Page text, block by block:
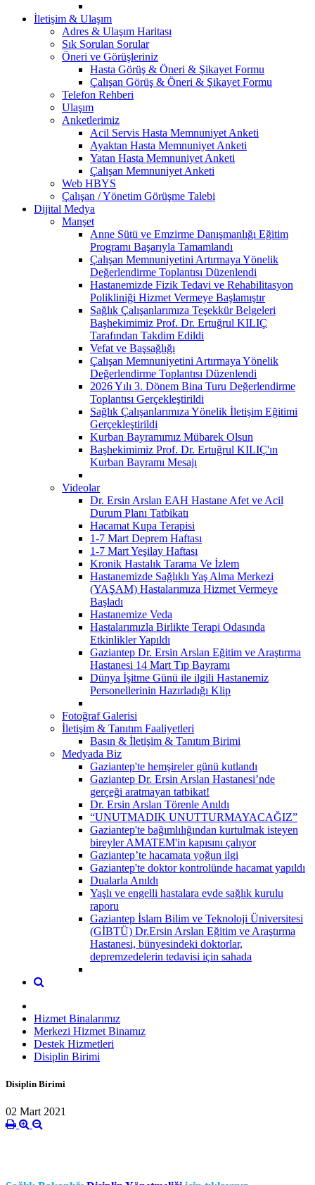
İletişim & Ulaşım
Adres & Ulaşım Haritası
Sık Sorulan Sorular
Öneri ve Görüşleriniz
Hasta Görüş & Öneri & Şikayet Formu
Çalışan Görüş & Öneri & Şikayet Formu
Telefon Rehberi
Ulaşım
Anketlerimiz
Acil Servis Hasta Memnuniyet Anketi
Ayaktan Hasta Memnuniyet Anketi
Yatan Hasta Memnuniyet Anketi
Çalışan Memnuniyet Anketi
Web HBYS
Çalışan / Yönetim Görüşme Talebi
Dijital Medya
Manşet
Anne Sütü ve Emzirme Danışmanlığı Eğitim
Programı Başarıyla Tamamlandı
Çalışan Memnuniyetini Artırmaya Yönelik
Değerlendirme Toplantısı Düzenlendi
Hastanemizde Fizik Tedavi ve Rehabilitasyon
Polikliniği Hizmet Vermeye Başlamıştır
Sağlık Çalışanlarımıza Teşekkür Belgeleri
Başhekimimiz Prof. Dr. Ertuğrul KILIÇ
Tarafından Takdim Edildi
Vefat ve Başsağlığı
Çalışan Memnuniyetini Artırmaya Yönelik
Değerlendirme Toplantısı Düzenlendi
2026 Yılı 3. Dönem Bina Turu Değerlendirme
Toplantısı Gerçekleştirildi
Sağlık Çalışanlarımıza Yönelik İletişim Eğitimi
Gerçekleştirildi
Kurban Bayramımız Mübarek Olsun
Başhekimimiz Prof. Dr. Ertuğrul KILIÇ'ın
Kurban Bayramı Mesajı
Videolar
Dr. Ersin Arslan EAH Hastane Afet ve Acil
Durum Planı Tatbikatı
Hacamat Kupa Terapisi
1-7 Mart Deprem Haftası
1-7 Mart Yeşilay Haftası
Kronik Hastalık Tarama Ve İzlem
Hastanemizde Sağlıklı Yaş Alma Merkezi
(YAŞAM) Hastalarımıza Hizmet Vermeye
Başladı
Hastanemize Veda
Hastalarımızla Birlikte Terapi Odasında
Etkinlikler Yapıldı
Gaziantep Dr. Ersin Arslan Eğitim ve Araştırma
Hastanesi 14 Mart Tıp Bayramı
Dünya İşitme Günü ile ilgili Hastanemiz
Personellerinin Hazırladığı Klip
Fotoğraf Galerisi
İletişim & Tanıtım Faaliyetleri
Basın & İletişim & Tanıtım Birimi
Medyada Biz
Gaziantep'te hemşireler günü kutlandı
Gaziantep Dr. Ersin Arslan Hastanesi’nde
gerçeği aratmayan tatbikat!
Dr. Ersin Arslan Törenle Anıldı
“UNUTMADIK UNUTTURMAYACAĞIZ”
Gaziantep'te bağımlılığından kurtulmak isteyen
bireyler AMATEM'in kapısını çalıyor
Gaziantep’te hacamata yoğun ilgi
Gaziantep'te doktor kontrolünde hacamat yapıldı
Dualarla Anıldı
Yaşlı ve engelli hastalara evde sağlık kurulu
raporu
Gaziantep İslam Bilim ve Teknoloji Üniversitesi
(GİBTÜ) Dr.Ersin Arslan Eğitim ve Araştırma
Hastanesi, bünyesindeki doktorlar,
depremzedelerin tedavisi için sahada
Hizmet Binalarımız
Merkezi Hizmet Binamız
Destek Hizmetleri
Disiplin Birimi
Disiplin Birimi
02 Mart 2021